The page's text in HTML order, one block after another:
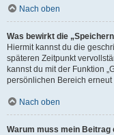
Nach oben
Was bewirkt die
Hiermit kannst du die
späteren Zeitpunkt
kannst du mit der Funktion
persönlichen Bereich erneut
Nach oben
Warum muss mein